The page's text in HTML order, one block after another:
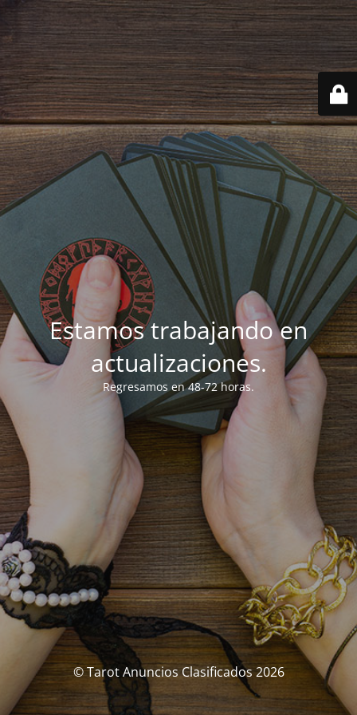
Estamos trabajando en
actualizaciones.
Regresamos en 48-72 horas.
© Tarot Anuncios Clasificados 2026